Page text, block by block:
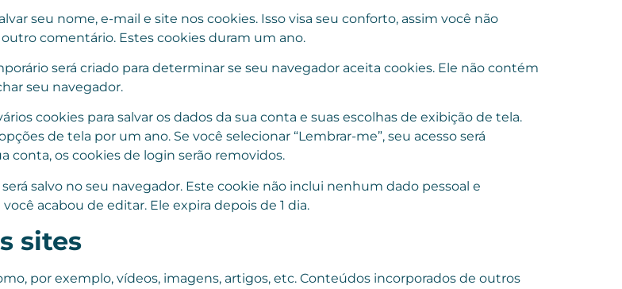
seu nome, e-mail e site nos cookies. Isso visa seu conforto, assim você não
comentário. Estes cookies duram um ano.
será criado para determinar se seu navegador aceita cookies. Ele não contém
seu navegador.
cookies para salvar os dados da sua conta e suas escolhas de exibição de tela.
de tela por um ano. Se você selecionar “Lembrar-me”, seu acesso será
conta, os cookies de login serão removidos.
salvo no seu navegador. Este cookie não inclui nenhum dado pessoal e
acabou de editar. Ele expira depois de 1 dia.
sites
por exemplo, vídeos, imagens, artigos, etc. Conteúdos incorporados de outros